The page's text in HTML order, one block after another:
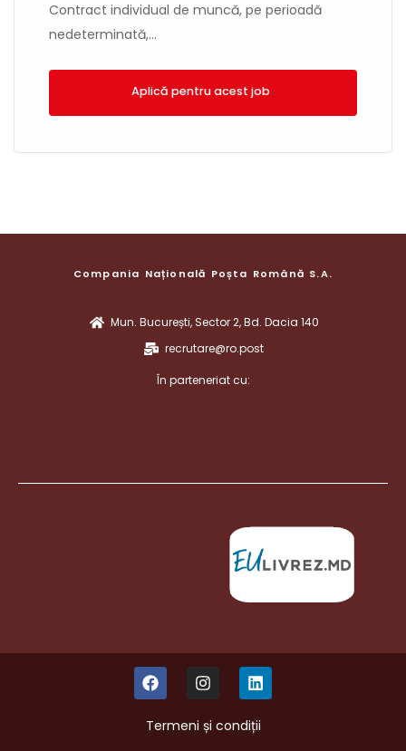
Contract individual de muncă, pe perioadă
nedeterminată,...
Compania Națională Poșta Română S.A.
Mun. București, Sector 2, Bd. Dacia 140
recrutare@ro.post
În parteneriat cu:
Termeni și condiții